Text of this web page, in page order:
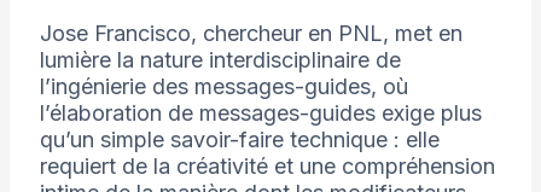
Jose Francisco, chercheur en PNL, met en
lumière la nature interdisciplinaire de
l’ingénierie des messages-guides, où
l’élaboration de messages-guides exige plus
qu’un simple savoir-faire technique : elle
requiert de la créativité et une compréhension